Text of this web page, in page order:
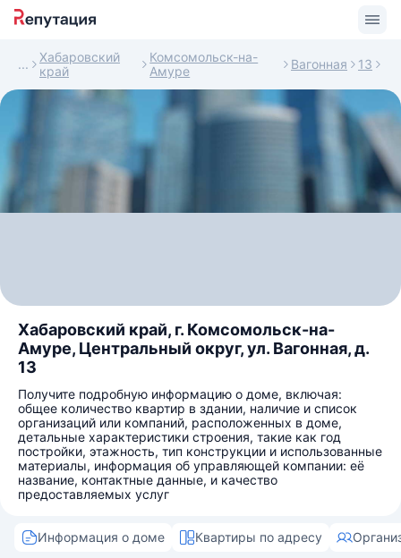
Хабаровский
край
Комсомольск-на-
Амуре
Вагонная 13
Хабаровский край, г. Комсомольск-на-
Амуре, Центральный округ, ул. Вагонная, д.
13
Получите подробную информацию о доме, включая:
общее количество квартир в здании, наличие и список
организаций или компаний, расположенных в доме,
детальные характеристики строения, такие как год
постройки, этажность, тип конструкции и использованные
материалы, информация об управляющей компании: её
название, контактные данные, и качество
предоставляемых услуг
Информация о доме Квартиры по адресу